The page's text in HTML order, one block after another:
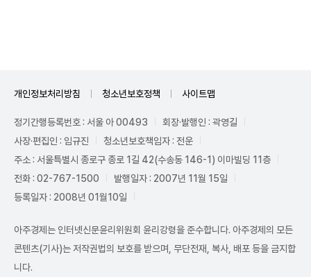
개인정보처리방침 청소년보호정책 사이트맵
정기간행등록번호 : 서울 아 00493
회장·발행인 : 곽영길
사장·편집인 : 임규진
청소년보호책임자 : 전운
주소 : 서울특별시 종로구 종로 1길 42(수송동 146-1) 이마빌딩 11층
전화 : 02-767-1500
발행일자 : 2007년 11월 15일
등록일자 : 2008년 01월10일
아주경제는 인터넷신문윤리위원회 윤리강령을 준수합니다. 아주경제의 모든
콘텐츠(기사)는 저작권법의 보호를 받으며, 무단전재, 복사, 배포 등을 금지합
니다.